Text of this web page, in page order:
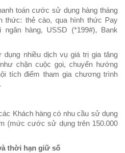
toán cước sử dụng hàng tháng
thức: thẻ cào, qua hình thức Pay
ngân hàng, USSD (*199#), Bank
nhiều dịch vụ giá trị gia tăng
chặn cuộc gọi, chuyển hướng
tích điểm tham gia chương trình
Khách hàng có nhu cầu sử dụng
(mức cước sử dụng trên 150.000
thời hạn giữ số